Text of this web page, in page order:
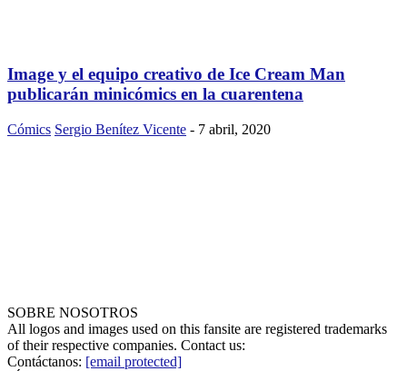
Image y el equipo creativo de Ice Cream Man
publicarán minicómics en la cuarentena
Cómics Sergio Benítez Vicente - 7 abril, 2020
SOBRE NOSOTROS
All logos and images used on this fansite are registered trademarks
of their respective companies. Contact us:
Contáctanos: [email protected]